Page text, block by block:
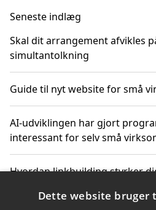
Seneste indlæg
Skal dit arrangement afvikles
simultantolkning
Guide til nyt website for små
AI-udviklingen har gjort
interessant for selv små
Hvordan linkbuilding styrker
Dette website bruger